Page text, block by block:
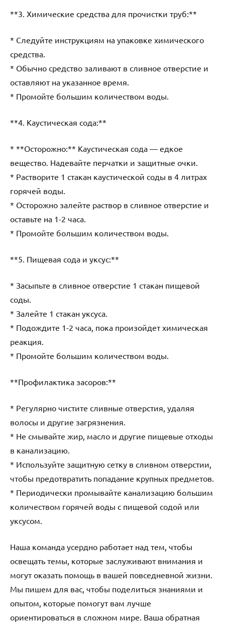
**3. Химические средства для прочистки труб:**
* Следуйте инструкциям на упаковке химического
средства.
* Обычно средство заливают в сливное отверстие и
оставляют на указанное время.
* Промойте большим количеством воды.
**4. Каустическая сода:**
* **Осторожно:** Каустическая сода — едкое
вещество. Надевайте перчатки и защитные очки.
* Растворите 1 стакан каустической соды в 4 литрах
горячей воды.
* Осторожно залейте раствор в сливное отверстие и
оставьте на 1-2 часа.
* Промойте большим количеством воды.
**5. Пищевая сода и уксус:**
* Засыпьте в сливное отверстие 1 стакан пищевой
соды.
* Залейте 1 стакан уксуса.
* Подождите 1-2 часа, пока произойдет химическая
реакция.
* Промойте большим количеством воды.
**Профилактика засоров:**
* Регулярно чистите сливные отверстия, удаляя
волосы и другие загрязнения.
* Не смывайте жир, масло и другие пищевые отходы
в канализацию.
* Используйте защитную сетку в сливном отверстии,
чтобы предотвратить попадание крупных предметов.
* Периодически промывайте канализацию большим
количеством горячей воды с пищевой содой или
уксусом.
Наша команда усердно работает над тем, чтобы
освещать темы, которые заслуживают внимания и
могут оказать помощь в вашей повседневной жизни.
Мы пишем для вас, чтобы поделиться знаниями и
опытом, которые помогут вам лучше
ориентироваться в сложном мире. Ваша обратная